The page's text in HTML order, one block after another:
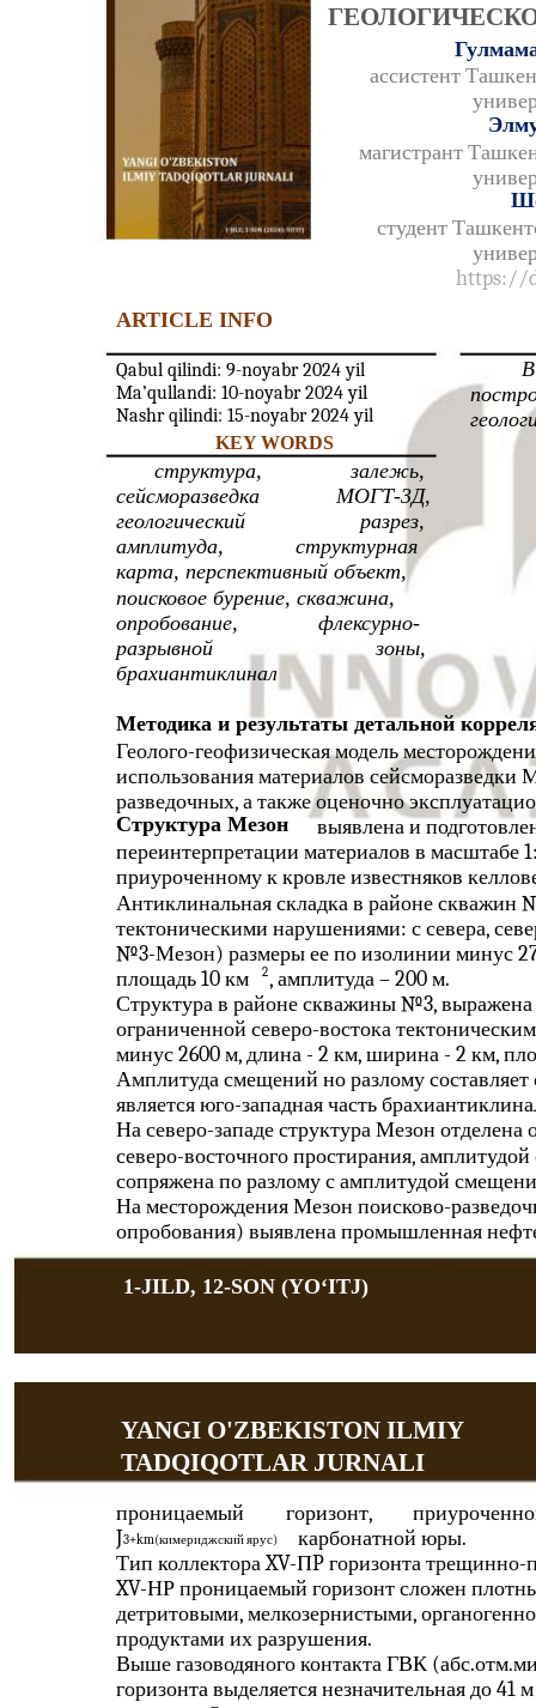
1-JILD, 12-SON (YOʻITJ)
ассистент
магистрант
студент
https://
ARTICLE INFO
Qabul qilindi: 9-noyabr 2024 yil
Ma’qullandi: 10-noyabr 2024 yil
Nashr qilindi: 15-noyabr 2024 yil
KEY WORDS
структура,
залежь,
сейсморазведка
МОГТ-3Д,
геологический
разрез,
амплитуда,
структурная
карта, перспективный объект,
поисковое бурение, скважина,
опробование,
флексурно-
разрывной
зоны,
брахиантиклинал
Методика и результаты детальной
Геолого-геофизическая модель
использования материалов
разведочных, а также оценочно
Структура Мезон
выявлена и
переинтерпретации материалов в масштабе
приуроченному к кровле известняков
Антиклинальная складка в районе
тектоническими нарушениями: с севера,
№3-Мезон) размеры ее по изолинии минус
площадь 10 км
2, амплитуда – 200 м.
Структура в районе скважины №3,
ограниченной северо-востока
минус 2600 м, длина - 2 км, ширина - 2 км,
Амплитуда смещений но разлому
является юго-западная часть
На северо-западе структура Мезон
северо-восточного простирания,
сопряжена по разлому с амплитудой
На месторождения Мезон поисково-
опробования) выявлена промышленная
YANGI O'ZBEKISTON ILMIY
TADQIQOTLAR JURNALI
проницаемый горизонт,
J3+km(кимериджский ярус)
карбонатной юры.
Тип коллектора XV-ПP горизонта
XV-НР проницаемый горизонт сложен
детритовыми, мелкозернистыми,
продуктами их разрушения.
Выше газоводяного контакта ГВК
горизонта выделяется незначительная до